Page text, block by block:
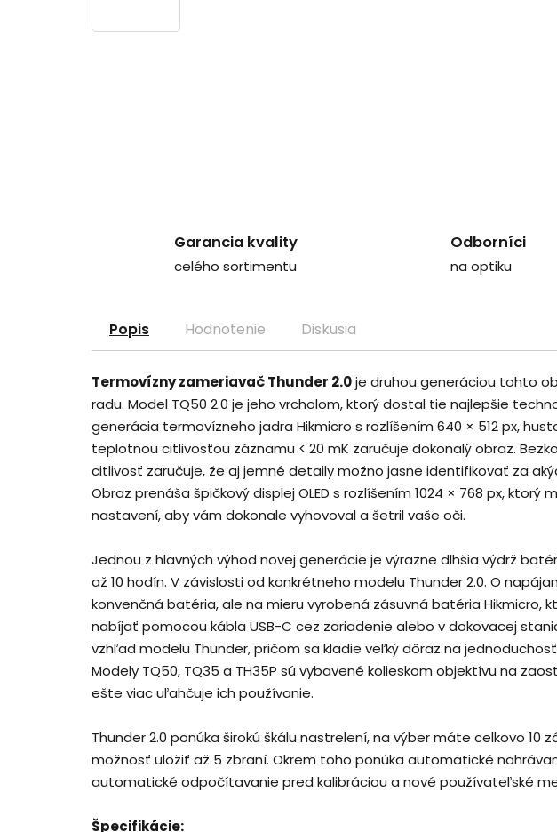
Garancia kvality
celého sortimentu
Odborníci
na optiku
Popis Hodnotenie Diskusia
Termovízny zameriavač Thunder 2.0je druhou generáciou tohto
radu. Model TQ50 2.0 je jeho vrcholom, ktorý dostal tie najlepšie
generácia termovízneho jadra Hikmicro s rozlíšením 640 × 512 px,
teplotnou citlivosťou záznamu < 20 mK zaručuje dokonalý obraz.
citlivosť zaručuje, že aj jemné detaily možno jasne identifikovať za
Obraz prenáša špičkový displej OLED s rozlíšením 1024 × 768 px, ktorý
nastavení, aby vám dokonale vyhovoval a šetril vaše oči.
Jednou z hlavných výhod novej generácie je výrazne dlhšia výdrž
až 10 hodín. V závislosti od konkrétneho modelu Thunder 2.0. O
konvenčná batéria, ale na mieru vyrobená zásuvná batéria Hikmicro,
nabíjať pomocou kábla USB-C cez zariadenie alebo v dokovacej
vzhľad modelu Thunder, pričom sa kladie veľký dôraz na
Modely TQ50, TQ35 a TH35P sú vybavené kolieskom objektívu na
ešte viac uľahčuje ich používanie.
Thunder 2.0 ponúka širokú škálu nastrelení, na výber máte celkovo 10
možnosť uložiť až 5 zbraní. Okrem toho ponúka automatické
automatické odpočítavanie pred kalibráciou a nové používateľské
Špecifikácie: